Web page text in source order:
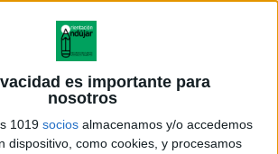
es importante para
nosotros
1019 socios almacenamos y/o accedemos
dispositivo, como cookies, y procesamos